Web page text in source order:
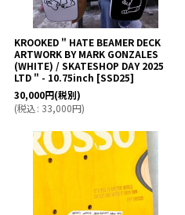
KROOKED " HATE BEAMER DECK
ARTWORK BY MARK GONZALES
(WHITE) / SKATESHOP DAY 2025
LTD " - 10.75inch [SSD25]
30,000円(税別)
(税込: 33,000円)